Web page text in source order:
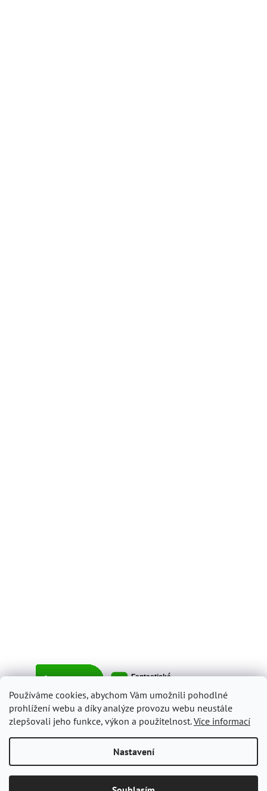
Používáme cookies, abychom Vám umožnili pohodlné
prohlížení webu a díky analýze provozu webu neustále
zlepšovali jeho funkce, výkon a použitelnost.Více informací
Nastavení